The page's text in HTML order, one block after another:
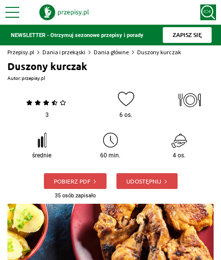
NEWSLETTER - Otrzymuj sezonowe przepisy i porady ZAPISZ SIĘ
Przepisy.pl Dania i przekąski Dania główne Duszony kurczak
Duszony kurczak
Autor:przepisy.pl
3 6 os.
średnie 60 min. 4 os.
POBIERZ PDF
35 osób zapisało
UDOSTĘPNIJ